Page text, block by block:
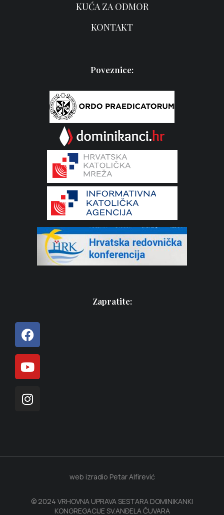
KUĆA ZA ODMOR
KONTAKT
Poveznice:
Zapratite:
© 2024 VRHOVNA UPRAVA SESTARA DOMINIKANKI
KONGREGACIJE SV.ANĐELA ČUVARA
web izradio Petar Alfirević